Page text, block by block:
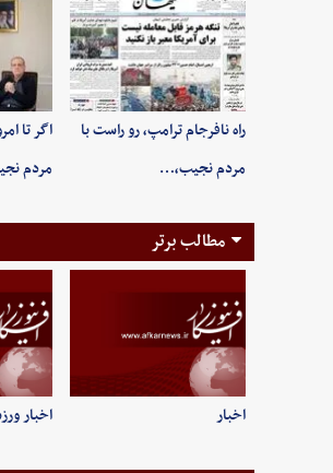
راه نافرجام ترامپ، رو راست با
مردم نجیب،…
اگر تا
مردم
مطالب برتر
اخبار اخبار